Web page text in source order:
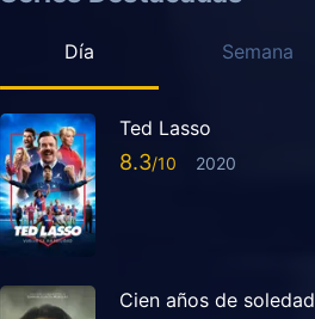
Día Semana
Ted Lasso
8.3 2020
Cien años de soledad